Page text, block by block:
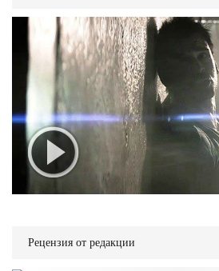
Рецензия от редакции